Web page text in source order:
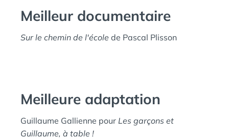
Meilleur documentaire
Sur le chemin de l'école de Pascal Plisson
Meilleure adaptation
Guillaume Gallienne pour Les garçons et
Guillaume, à table !